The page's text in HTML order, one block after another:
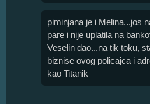
piminjana je i Melina...jos
pare i nije uplatila na
Veselin dao...na tik toku,
biznise ovog policajca i
kao Titanik